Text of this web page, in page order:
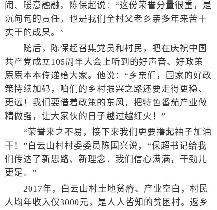
闹、暖意融融。陈保超说：“这份荣誉分量很重，是
沉甸甸的责任，也是我们全村父老乡亲多年来苦干
实干的成果。”
随后，陈保超召集党员和村民，把在庆祝中国
共产党成立105周年大会上听到的好声音、好政策
原原本本传递给大家。他说：“乡亲们，国家的好政
策持续加码，咱们的乡村振兴之路还要走得更稳、
更远！我们要借着政策的东风，把特色番茄产业做
精做强，让大家伙的日子越过越红火！”
“荣誉来之不易，接下来我们更要撸起袖子加油
干！”白云山村村委委员陈国兴说，“保超书记给我
们传达了新思路、新理念，我们信心满满，干劲儿
更足。”
2017年，白云山村土地贫瘠、产业空白，村民
人均年收入仅3000元，是人人皆知的贫困村。返乡